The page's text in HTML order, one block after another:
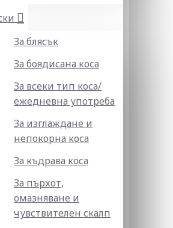
За блясък
За боядисана коса
За всеки тип коса/
ежедневна употреба
За изглаждане и
непокорна коса
За къдрава коса
За пърхот,
омазняване и
чувствителен скалп